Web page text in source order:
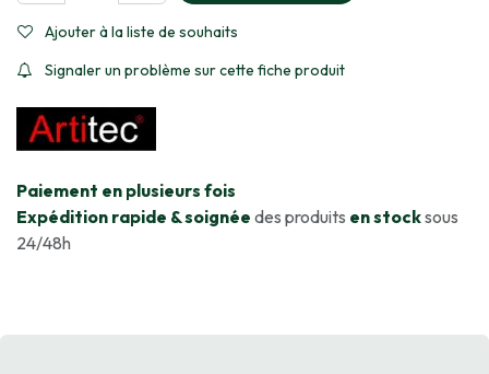
Ajouter à la liste de souhaits
Signaler un problème sur cette fiche produit
​Paiement en plusieurs fois
Expédition rapide & soignée des produits en stocksous
24/48h